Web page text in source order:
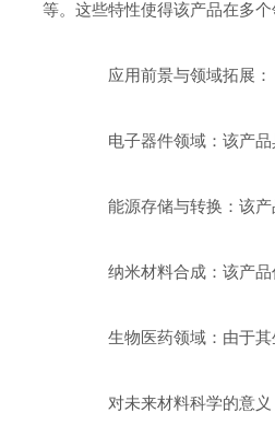
等。这些特性使得该产品在多个
应用前景与领域拓展：
电子器件领域：该产品
能源存储与转换：该产
纳米材料合成：该产品
生物医药领域：由于其
对未来材料科学的意义